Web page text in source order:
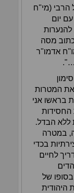
(מי"ח
יום
מסה
אדמו"ר
את המטרות
בראשו אני
החסידות
ללא הבדל.
במטרה
בכדי
לחיים
של
היהודית